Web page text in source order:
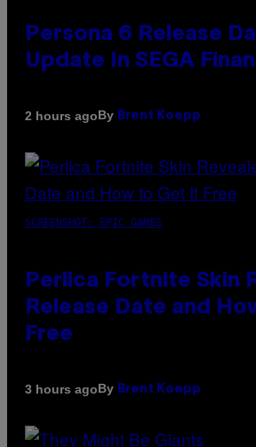
Persona 6 Release
Update In SEGA
2 hours agoBy Brent Koepp
SCREENSHOT: EPIC GAMES
Perlica Fortnite Skin
Release Date and
Free
3 hours agoBy Brent Koepp